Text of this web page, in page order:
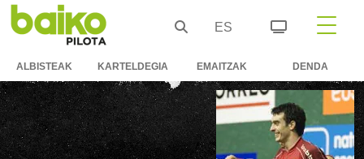
ES
ALBISTEAK KARTELDEGIA EMAITZAK DENDA